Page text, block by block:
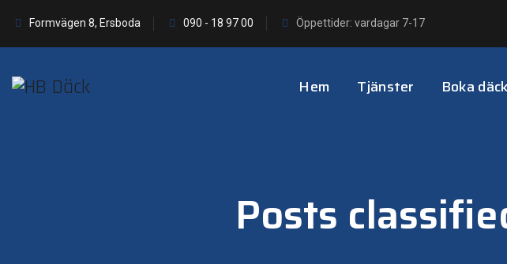
Formvägen 8, Ersboda 090 - 18 97 00 Öppettider: vardagar 7-17
Hem Tjänster Boka
Posts